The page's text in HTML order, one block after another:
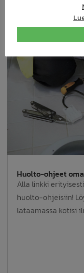
Huolto-ohjeet
Alla linkki
huolto-ohjeisiin!
lataamassa kotisi